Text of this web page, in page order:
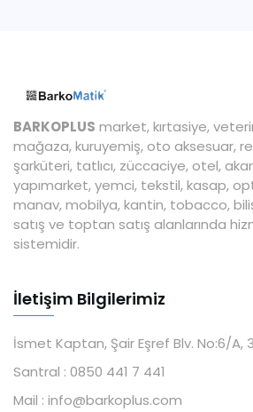
BARKOPLUS market, kırtasiye,
mağaza, kuruyemiş, oto aksesuar,
şarküteri, tatlıcı, züccaciye, otel,
yapımarket, yemci, tekstil, kasap,
manav, mobilya, kantin, tobacco,
satış ve toptan satış alanlarında
sistemidir.
İletişim Bilgilerimiz
İsmet Kaptan, Şair Eşref Blv. No:6/A,
Santral : 0850 441 7 441
Mail : info@barkoplus.com